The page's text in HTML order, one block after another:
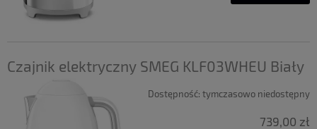
Czajnik elektryczny SMEG KLF03WHEU Biały
Dostępność: tymczasowo niedostępny
739,00 zł